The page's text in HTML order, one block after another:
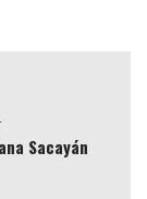
Sacayán